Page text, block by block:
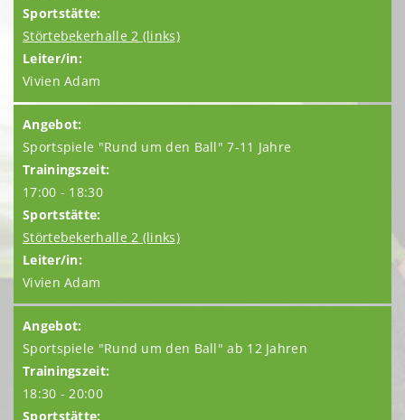
Störtebekerhalle 2 (links)
Vivien Adam
Sportspiele "Rund um den Ball" 7-11 Jahre
17:00 - 18:30
Störtebekerhalle 2 (links)
Vivien Adam
Sportspiele "Rund um den Ball" ab 12 Jahren
18:30 - 20:00